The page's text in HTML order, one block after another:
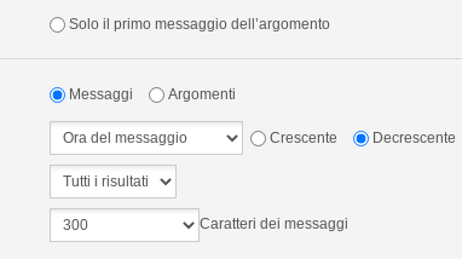
Solo il primo messaggio dell’argomento
Messaggi Argomenti
Crescente Decrescente
Caratteri dei messaggi